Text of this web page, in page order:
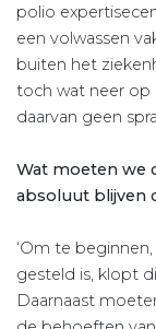
polio
een volwassen
buiten het
toch wat neer op
daarvan geen
Wat moeten we
absoluut blijven
‘Om te
gesteld is, klopt
Daarnaast